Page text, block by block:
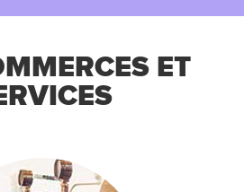
Est
ET